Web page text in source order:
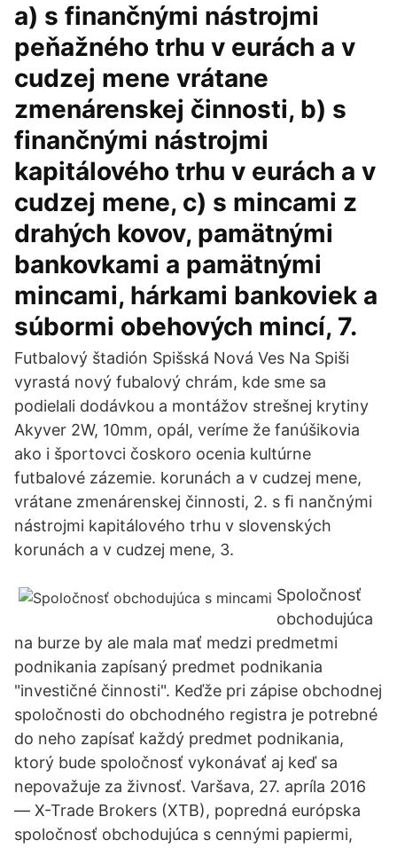
a) s finančnými nástrojmi
peňažného trhu v eurách a v
cudzej mene vrátane
zmenárenskej činnosti, b) s
finančnými nástrojmi
kapitálového trhu v eurách a v
cudzej mene, c) s mincami z
drahých kovov, pamätnými
bankovkami a pamätnými
mincami, hárkami bankoviek a
súbormi obehových mincí, 7.
Futbalový štadión Spišská Nová Ves Na Spiši
vyrastá nový fubalový chrám, kde sme sa
podielali dodávkou a montážov strešnej krytiny
Akyver 2W, 10mm, opál, veríme že fanúšikovia
ako i športovci čoskoro ocenia kultúrne
futbalové zázemie. korunách a v cudzej mene,
vrátane zmenárenskej činnosti, 2. s ﬁ nančnými
nástrojmi kapitálového trhu v slovenských
korunách a v cudzej mene, 3.
Spoločnosť
obchodujúca
na burze by ale mala mať medzi predmetmi
podnikania zapísaný predmet podnikania
"investičné činnosti". Keďže pri zápise obchodnej
spoločnosti do obchodného registra je potrebné
do neho zapísať každý predmet podnikania,
ktorý bude spoločnosť vykonávať aj keď sa
nepovažuje za živnosť. Varšava, 27. apríla 2016
— X-Trade Brokers (XTB), popredná európska
spoločnosť obchodujúca s cennými papiermi,